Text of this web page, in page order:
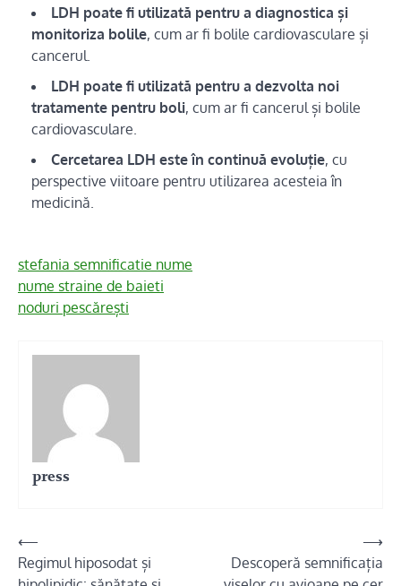
LDH poate fi utilizată pentru a diagnostica și
monitoriza bolile, cum ar fi bolile cardiovasculare și
cancerul.
LDH poate fi utilizată pentru a dezvolta noi
tratamente pentru boli, cum ar fi cancerul și bolile
cardiovasculare.
Cercetarea LDH este în continuă evoluție, cu
perspective viitoare pentru utilizarea acesteia în
medicină.
stefania semnificatie nume
nume straine de baieti
noduri pescărești
press
Navigare
în
⟵
Regimul hiposodat și
Descoperă semnificația
⟶